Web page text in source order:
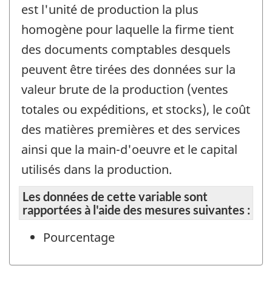
est l'unité de production la plus
homogène pour laquelle la firme tient
des documents comptables desquels
peuvent être tirées des données sur la
valeur brute de la production (ventes
totales ou expéditions, et stocks), le coût
des matières premières et des services
ainsi que la main-d'oeuvre et le capital
utilisés dans la production.
Les données de cette variable sont
rapportées à l'aide des mesures suivantes :
Pourcentage